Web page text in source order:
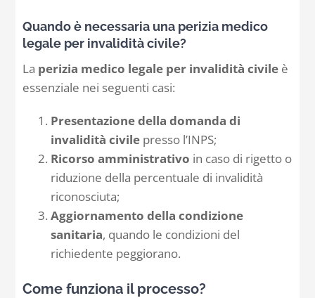
Quando è necessaria una perizia medico
legale per invalidità civile?
La perizia medico legale per invalidità civile è
essenziale nei seguenti casi:
Presentazione della domanda di
invalidità civile presso l’INPS;
Ricorso amministrativo in caso di rigetto o
riduzione della percentuale di invalidità
riconosciuta;
Aggiornamento della condizione
sanitaria, quando le condizioni del
richiedente peggiorano.
Come funziona il processo?